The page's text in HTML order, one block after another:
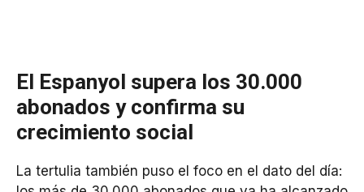
El Espanyol supera los 30.000
abonados y confirma su
crecimiento social
La tertulia también puso el foco en el dato del día: